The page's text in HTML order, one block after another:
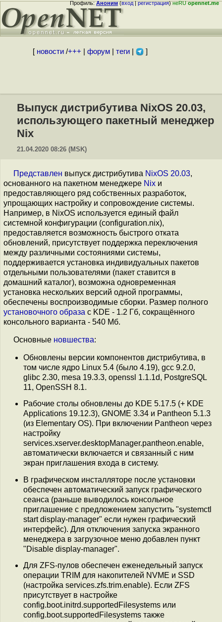
Профиль:Аноним(вход|регистрация)неRUopennet.me
[ новости/+++ форум| теги| ]
Выпуск дистрибутива NixOS 20.03,
использующего пакетный менеджер
Nix
21.04.2020 08:26 (MSK)
Представлен выпуск дистрибутива NixOS 20.03,
основанного на пакетном менеджере Nix и
предоставляющего ряд собственных разработок,
упрощающих настройку и сопровождение системы.
Например, в NixOS используется единый файл
системной конфигурации (configuration.nix),
предоставляется возможность быстрого отката
обновлений, присутствует поддержка переключения
между различными состояниями системы,
поддерживается установка индивидуальных пакетов
отдельными пользователями (пакет ставится в
домашний каталог), возможна одновременная
установка нескольких версий одной программы,
обеспечены воспроизводимые сборки. Размер полного
установочного образа с KDE - 1.2 Гб, сокращённого
консольного варианта - 540 Мб.
Основные новшества:
Обновлены версии компонентов дистрибутива, в
том числе ядро Linux 5.4 (было 4.19), gcc 9.2.0,
glibc 2.30, mesa 19.3.3, openssl 1.1.1d, PostgreSQL
11, OpenSSH 8.1.
Рабочие столы обновлены до KDE 5.17.5 (+ KDE
Applications 19.12.3), GNOME 3.34 и Pantheon 5.1.3
(из Elementary OS). При включении Pantheon через
настройку
services.xserver.desktopManager.pantheon.enable,
автоматически включается и связанный с ним
экран приглашения входа в систему.
В графическом инсталляторе после установки
обеспечен автоматический запуск графического
сеанса (раньше выводилось консольное
приглашение с предложением запустить "systemctl
start display-manager" если нужен графический
интерфейс). Для отключения запуска экранного
менеджера в загрузочное меню добавлен пункт
"Disable display-manager".
Для ZFS-пулов обеспечен еженедельный запуск
операции TRIM для накопителей NVME и SSD
(настройка services.zfs.trim.enable). Если ZFS
присутствует в настройке
config.boot.initrd.supportedFilesystems или
config.boot.supportedFilesystems также